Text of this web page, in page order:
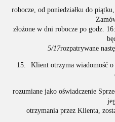
robocze, od poniedziałku do
złożone w dni robocze po godz.
5/17rozpatrywane
Klient otrzyma wiadomość
rozumiane jako oświadczenie
otrzymania przez Klienta,